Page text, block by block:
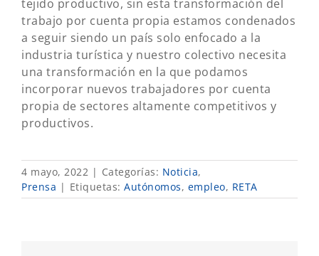
tejido productivo, sin esta transformación del
trabajo por cuenta propia estamos condenados
a seguir siendo un país solo enfocado a la
industria turística y nuestro colectivo necesita
una transformación en la que podamos
incorporar nuevos trabajadores por cuenta
propia de sectores altamente competitivos y
productivos.
4 mayo, 2022 | Categorías: Noticia,
Prensa | Etiquetas: Autónomos, empleo, RETA